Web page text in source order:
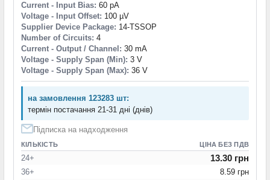
Current - Input Bias: 60 pA
Voltage - Input Offset: 100 µV
Supplier Device Package: 14-TSSOP
Number of Circuits: 4
Current - Output / Channel: 30 mA
Voltage - Supply Span (Min): 3 V
Voltage - Supply Span (Max): 36 V
на замовлення 123283 шт:
термін постачання 21-31 дні (днів)
Підписка на надходження
КІЛЬКІСТЬ ЦІНА БЕЗ ПДВ
24+ 13.30 грн
36+
8.59 грн